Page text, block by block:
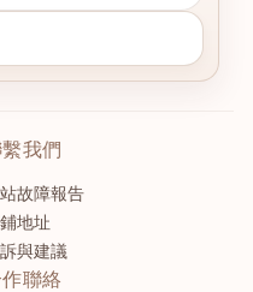
我們
故障報告
地址
與建議
聯絡